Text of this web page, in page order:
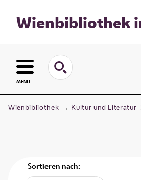
Wienbibliothek
MENU
Wienbibliothek → Kultur und Literatur
Sortieren nach: